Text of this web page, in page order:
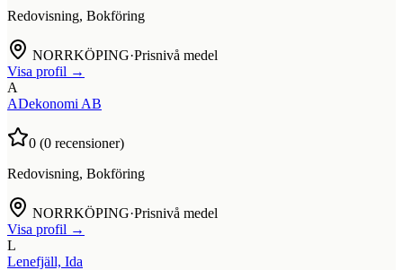
Redovisning, Bokföring
NORRKÖPING·Prisnivå medel
Visa profil →
A
ADekonomi AB
0 (0 recensioner)
Redovisning, Bokföring
NORRKÖPING·Prisnivå medel
Visa profil →
L
Lenefjäll, Ida